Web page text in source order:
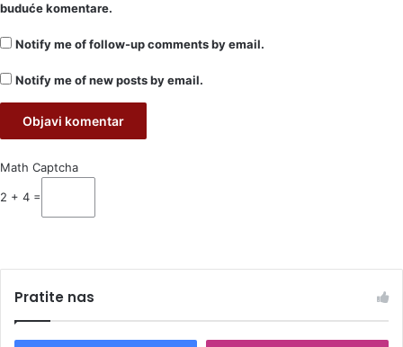
buduće komentare.
Notify me of follow-up comments by email.
Notify me of new posts by email.
Math Captcha
2 + 4 =
Pratite nas